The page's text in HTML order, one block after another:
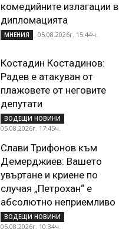
комедийните излагации в
дипломацията
МНЕНИЯ 05.08.2026г. 15:44ч.
Костадин Костадинов:
Радев е атакуван от
плажoвете от неговите
депутати
ВОДЕЩИ НОВИНИ
05.08.2026г. 17:45ч.
Слави Трифонов към
Демерджиев: Вашето
увъртане и криене по
случая „Петрохан“ е
абсолютно неприемливо
ВОДЕЩИ НОВИНИ
05.08.2026г. 10:34ч.